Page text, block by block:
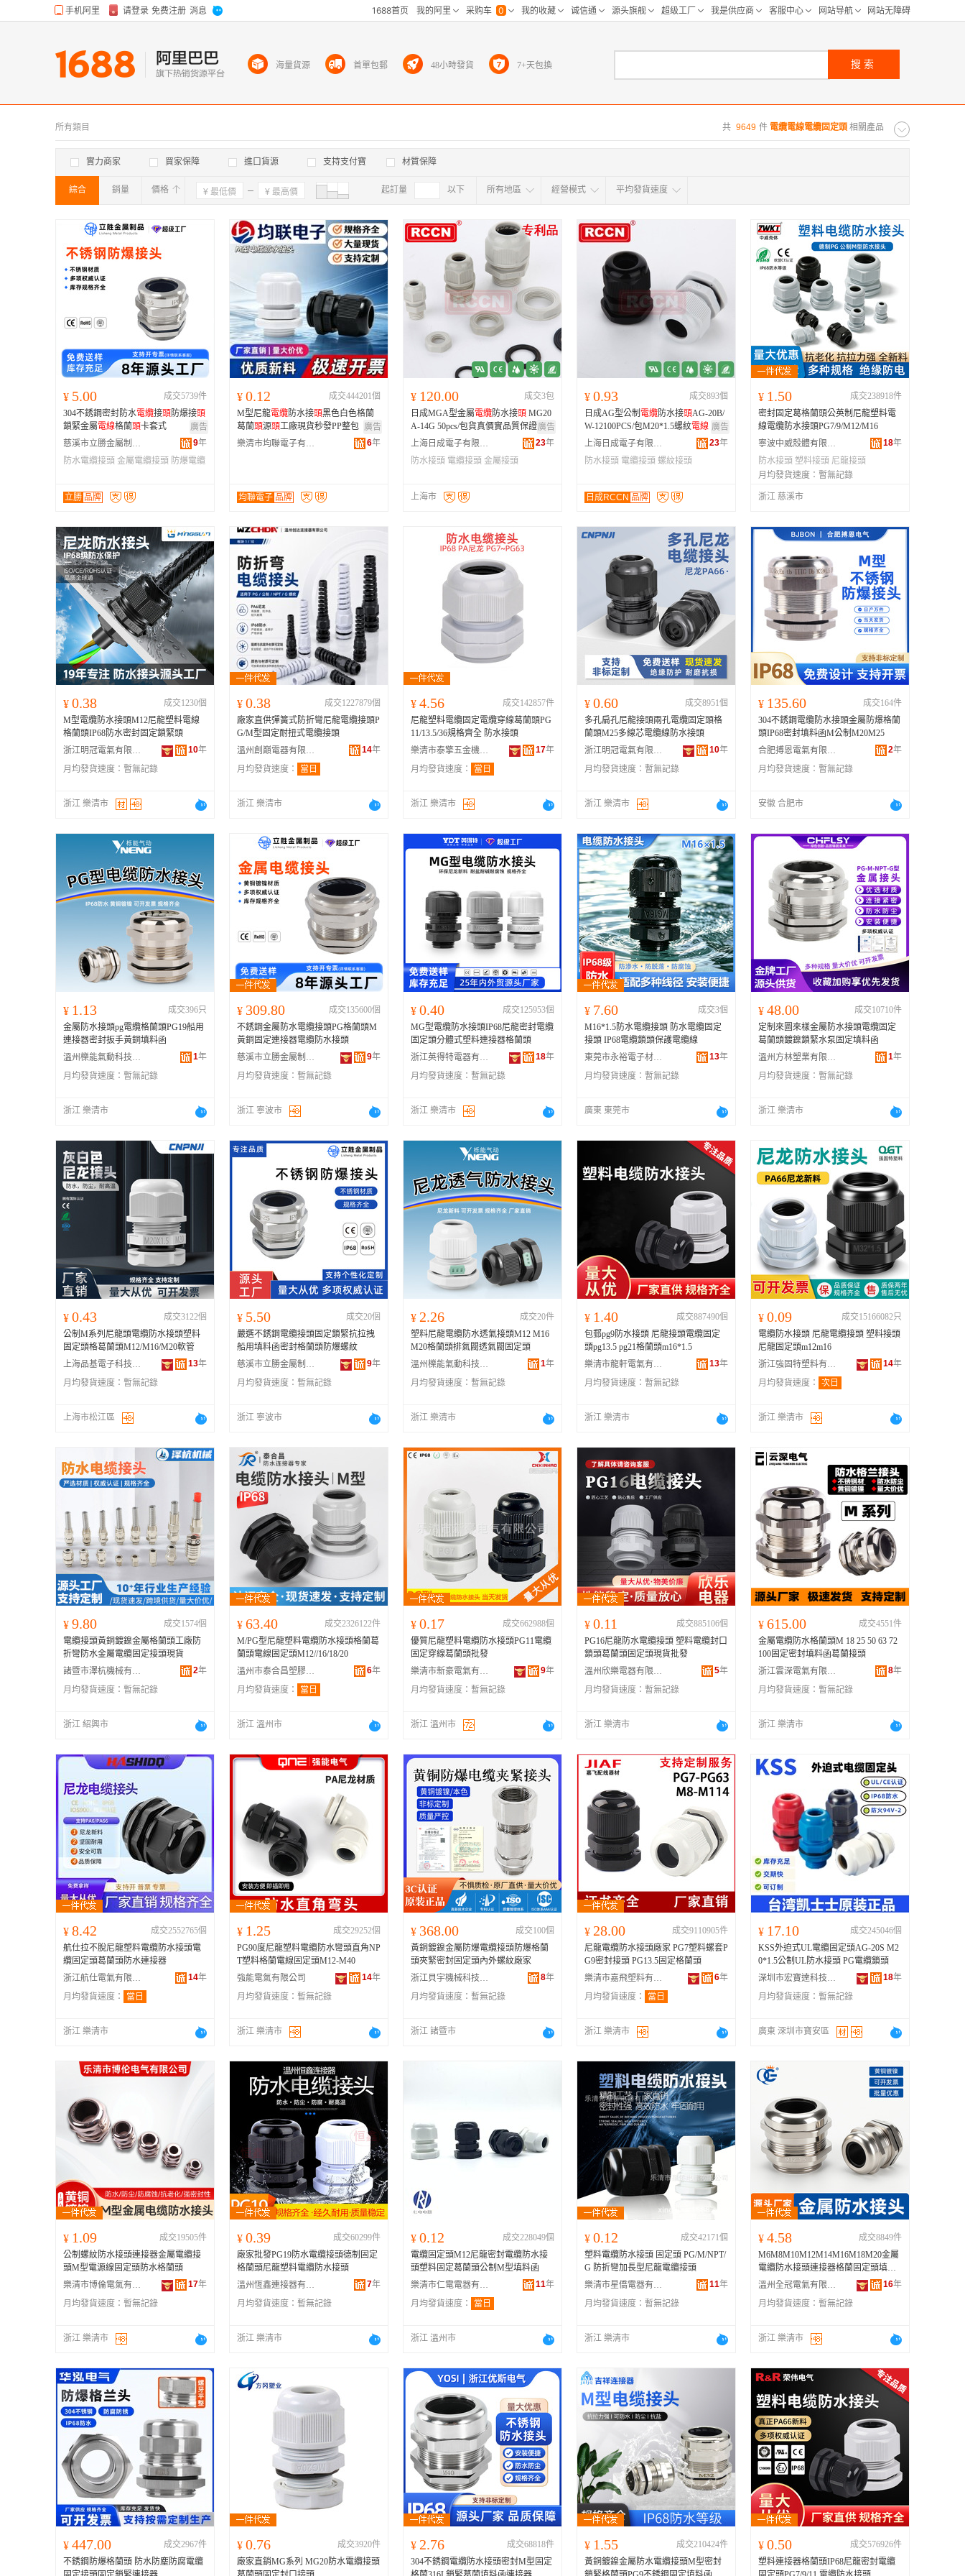
共 9649 件 電纜電線電纜固定頭 相關產品
所有類目
實力商家 買家保障 進口貨源 支持支付寶 材質保障
綜合 銷量 價格 確定 起訂量 以下
確定 所有地區
所有地区
华南区 华北区
海外 上海 天津
广东 浙江 江苏 山东
河南 福建
山西 海南 内蒙古 吉林 黑龙江
云南
贵州 香港 澳门 台湾
經營模式 平均發貨速度
¥ 5.00
成交5739件
304不銹鋼密封防水電纜接頭 防爆接頭
鎖緊金屬電線格蘭頭卡套式
廣告
慈溪市立勝金屬制品廠
9年
防水電纜接頭 金屬電纜接頭 防爆電纜
立勝 品牌
¥ 0.12
成交444201個
M型尼龍電纜防水接頭黑色白色格蘭
葛蘭頭源頭工廠現貨秒發PP整包 廣告
樂清市均聯電子有限公司
6年
均聯電子 品牌
¥ 120.00
成交3包
日成MGA型金屬電纜防水接頭 MG20
A-14G 50pcs/包貨真價實品質保證廣告
上海日成電子有限公司
23年
防水接頭 電纜接頭 金屬接頭
上海市
¥ 0.93
成交893個
日成AG型公制 電纜防水接頭AG-20B/
W-12100PCS/包M20*1.5螺紋電線 廣告
上海日成電子有限公司
23年
防水接頭 電纜接頭 螺紋接頭
日成RCCN 品牌
¥ 1.50
成交238918件
密封固定葛格蘭頭公英制尼龍塑料電
線電纜防水接頭PG7/9/M12/M16
寧波中威殼體有限公司
18年
防水接頭 塑料接頭 尼龍接頭
月均發貨速度： 暫無記錄
浙江 慈溪市
¥ 0.38
成交1230個
M型電纜防水接頭M12尼龍塑料電線
格蘭頭IP68防水密封固定鎖緊頭
浙江明冠電氣有限公司
10年
月均發貨速度： 暫無記錄
浙江 樂清市
¥ 0.38
成交1227879個
廠家直供彈簧式防折彎尼龍電纜接頭P
G/M型固定耐扭式電纜接頭
溫州創巔電器有限公司
14年
月均發貨速度：
當日
浙江 樂清市
¥ 4.56
成交142857件
尼龍塑料電纜固定電纜穿線葛蘭頭PG
11/13.5/36規格齊全 防水接頭
樂清市泰擎五金機電有限公司
17年
月均發貨速度：
當日
浙江 樂清市
¥ 0.60
成交8951個
多孔扁孔尼龍接頭兩孔電纜固定頭格
蘭頭M25多線芯電纜線防水接頭
浙江明冠電氣有限公司
10年
月均發貨速度： 暫無記錄
浙江 樂清市
¥ 135.60
成交164件
304不銹鋼電纜防水接頭金屬防爆格蘭
頭IP68密封填料函M公制M20M25
合肥搏恩電氣有限公司
2年
月均發貨速度： 暫無記錄
安徽 合肥市
¥ 1.13
成交396只
金屬防水接頭pg電纜格蘭頭PG19船用
連接器密封扳手黃銅填料函
溫州櫟能氣動科技有限公司
1年
月均發貨速度： 暫無記錄
浙江 樂清市
¥ 309.80
成交135600個
不銹鋼金屬防水電纜接頭PG格蘭頭M
黃銅固定連接器電纜防水接頭
慈溪市立勝金屬制品廠
9年
月均發貨速度： 暫無記錄
浙江 寧波市
¥ 0.40
成交125953個
MG型電纜防水接頭IP68尼龍密封電纜
固定頭分體式塑料連接器格蘭頭
浙江英得特電器有限公司
18年
月均發貨速度： 暫無記錄
浙江 樂清市
¥ 7.60
成交3個
M16*1.5防水電纜接頭 防水電纜固定
接頭 IP68電纜鎖頭保護電纜線
東莞市永裕電子材料有限公司
13年
月均發貨速度： 暫無記錄
廣東 東莞市
¥ 48.00
成交10710件
定制來圖來樣金屬防水接頭電纜固定
葛蘭頭鍍鎳鎖緊水泵固定填料函
溫州方林塑業有限公司
1年
月均發貨速度： 暫無記錄
浙江 樂清市
¥ 0.43
成交3122個
公制M系列尼龍頭電纜防水接頭塑料
固定頭格葛蘭頭M12/M16/M20軟管
上海品基電子科技有限公司
13年
月均發貨速度： 暫無記錄
上海市松江區
¥ 5.50
成交20個
嚴選不銹鋼電纜接頭固定鎖緊抗拉拽
船用填料函密封格蘭頭防爆螺紋
慈溪市立勝金屬制品廠
9年
月均發貨速度： 暫無記錄
浙江 寧波市
¥ 2.26
成交20件
塑料尼龍電纜防水透氣接頭M12 M16
M20格蘭頭排氣閥透氣閥固定頭
溫州櫟能氣動科技有限公司
1年
月均發貨速度： 暫無記錄
浙江 樂清市
¥ 1.40
成交887490個
包郵pg9防水接頭 尼龍接頭電纜固定
頭pg13.5 pg21格蘭頭m16*1.5
樂清市龍軒電氣有限公司
13年
月均發貨速度： 暫無記錄
浙江 樂清市
¥ 0.09
成交15166082只
電纜防水接頭 尼龍電纜接頭 塑料接頭
尼龍固定頭m12m16
浙江強固特塑料有限公司
14年
月均發貨速度：
次日
浙江 樂清市
¥ 9.80
成交1574個
電纜接頭黃銅鍍鎳金屬格蘭頭工廠防
折彎防水金屬電纜固定接頭現貨
諸暨市澤杭機械有限公司
2年
月均發貨速度： 暫無記錄
浙江 紹興市
¥ 63.40
成交2326122件
M/PG型尼龍塑料電纜防水接頭格蘭葛
蘭頭電線固定頭M12//16/18/20
溫州市泰合昌塑膠有限公司
6年
月均發貨速度：
當日
浙江 溫州市
¥ 0.17
成交662988個
優質尼龍塑料電纜防水接頭PG11電纜
固定穿線葛蘭頭批發
樂清市新豪電氣有限公司
9年
月均發貨速度： 暫無記錄
浙江 溫州市
¥ 0.11
成交885106個
PG16尼龍防水電纜接頭 塑料電纜封口
鎖頭葛蘭頭固定頭現貨批發
溫州欣樂電器有限公司
5年
月均發貨速度： 暫無記錄
浙江 樂清市
¥ 615.00
成交4551件
金屬電纜防水格蘭頭M 18 25 50 63 72
100固定密封填料函葛蘭接頭
浙江雲深電氣有限公司
8年
月均發貨速度： 暫無記錄
浙江 樂清市
¥ 8.42
成交2552765個
航仕拉不脫尼龍塑料電纜防水接頭電
纜固定頭葛蘭頭防水連接器
浙江航仕電氣有限公司
14年
月均發貨速度：
當日
浙江 樂清市
¥ 1.25
成交29252個
PG90度尼龍塑料電纜防水彎頭直角NP
T塑料格蘭電線固定頭M12-M40
強能電氣有限公司
14年
月均發貨速度： 暫無記錄
浙江 樂清市
¥ 368.00
成交100個
黃銅鍍鎳金屬防爆電纜接頭防爆格蘭
頭夾緊密封固定頭內外螺紋廠家
浙江貝宇機械科技有限公司
8年
月均發貨速度： 暫無記錄
浙江 諸暨市
¥ 28.00
成交9110905件
尼龍電纜防水接頭廠家 PG7塑料螺套P
G9密封接頭 PG13.5固定格蘭頭
樂清市嘉飛塑料有限公司
6年
月均發貨速度：
當日
浙江 樂清市
¥ 17.10
成交245046個
KSS外迫式UL電纜固定頭AG-20S M2
0*1.5公制UL防水接頭 PG電纜鎖頭
深圳市宏寶達科技有限公司
18年
月均發貨速度： 暫無記錄
廣東 深圳市寶安區
¥ 1.09
成交19505件
公制螺紋防水接頭連接器金屬電纜接
頭M型電源線固定頭防水格蘭頭
樂清市博倫電氣有限公司
17年
月均發貨速度： 暫無記錄
浙江 樂清市
¥ 0.39
成交60299件
廠家批發PG19防水電纜接頭德制固定
格蘭頭尼龍塑料電纜防水接頭
溫州恆鑫連接器有限公司
7年
月均發貨速度： 暫無記錄
浙江 樂清市
¥ 0.12
成交228049個
電纜固定頭M12尼龍密封電纜防水接
頭塑料固定葛蘭頭公制M型填料函
樂清市仁電電器有限公司
11年
月均發貨速度：
當日
浙江 溫州市
¥ 0.12
成交42171個
塑料電纜防水接頭 固定頭 PG/M/NPT/
G 防折彎加長型尼龍電纜接頭
樂清市星僑電器有限公司
11年
月均發貨速度： 暫無記錄
浙江 樂清市
¥ 4.58
成交8849件
M6M8M10M12M14M16M18M20金屬
電纜防水接頭連接器格蘭固定頭填料
函
溫州全冠電氣有限公司 16年
月均發貨速度： 暫無記錄
浙江 樂清市
¥ 447.00
成交2967件
不銹鋼防爆格蘭頭 防水防塵防腐電纜
¥ 0.76
成交3920件
廠家直銷MG系列 MG20防水電纜接頭
¥ 2.76
成交68818件
304不銹鋼電纜防水接頭密封M型固定
¥ 1.55
成交210424件
黃銅鍍鎳金屬防水電纜接頭M型密封
¥ 0.50
成交576926件
塑料連接器格蘭頭IP68尼龍密封電纜
海量貨源 首單包郵 48小時發貨 7+天包換 搜索